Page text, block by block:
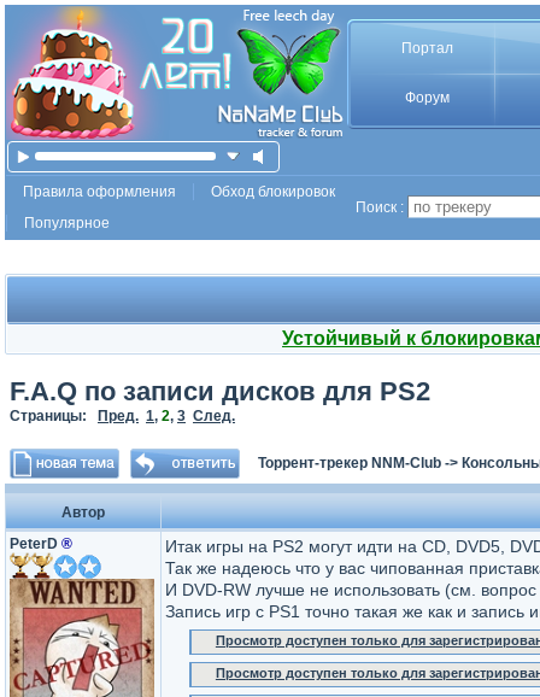
Портал
Форум
Правила оформления
Обход блокировок
Популярное
Поиск :
Устойчивый к
F.A.Q по записи дисков для PS2
Страницы: Пред. 1, 2, 3 След.
Торрент-трекер NNM-Club ->
Автор
PeterD ®
Итак игры на PS2 могут идти на CD, DVD5,
Так же надеюсь что у вас чипованная
И DVD-RW лучше не использовать (см.
Запись игр с PS1 точно такая же как и запись
Просмотр доступен только для
Просмотр доступен только для